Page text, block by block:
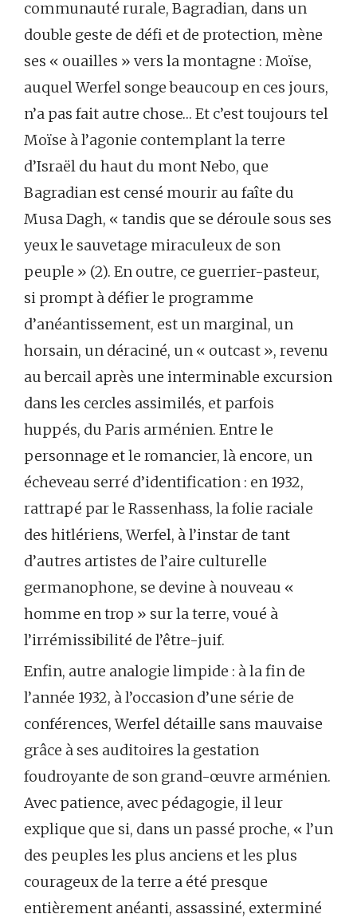
communauté rurale, Bagradian, dans un
double geste de défi et de protection, mène
ses « ouailles » vers la montagne : Moïse,
auquel Werfel songe beaucoup en ces jours,
n’a pas fait autre chose… Et c’est toujours tel
Moïse à l’agonie contemplant la terre
d’Israël du haut du mont Nebo, que
Bagradian est censé mourir au faîte du
Musa Dagh, « tandis que se déroule sous ses
yeux le sauvetage miraculeux de son
peuple » (2). En outre, ce guerrier-pasteur,
si prompt à défier le programme
d’anéantissement, est un marginal, un
horsain, un déraciné, un « outcast », revenu
au bercail après une interminable excursion
dans les cercles assimilés, et parfois
huppés, du Paris arménien. Entre le
personnage et le romancier, là encore, un
écheveau serré d’identification : en 1932,
rattrapé par le Rassenhass, la folie raciale
des hitlériens, Werfel, à l’instar de tant
d’autres artistes de l’aire culturelle
germanophone, se devine à nouveau «
homme en trop » sur la terre, voué à
l’irrémissibilité de l’être-juif.
Enfin, autre analogie limpide : à la fin de
l’année 1932, à l’occasion d’une série de
conférences, Werfel détaille sans mauvaise
grâce à ses auditoires la gestation
foudroyante de son grand-œuvre arménien.
Avec patience, avec pédagogie, il leur
explique que si, dans un passé proche, « l’un
des peuples les plus anciens et les plus
courageux de la terre a été presque
entièrement anéanti, assassiné, exterminé